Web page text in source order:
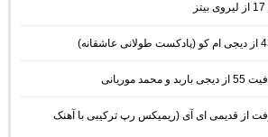
موریانی
از قدیمی ای آی (ریمیکس رپ ترکیبی با آهنک